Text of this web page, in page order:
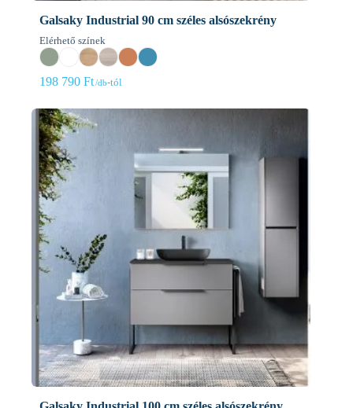
Galsaky Industrial 90 cm széles alsószekrény
Elérhető színek
198 790 Ft -tól